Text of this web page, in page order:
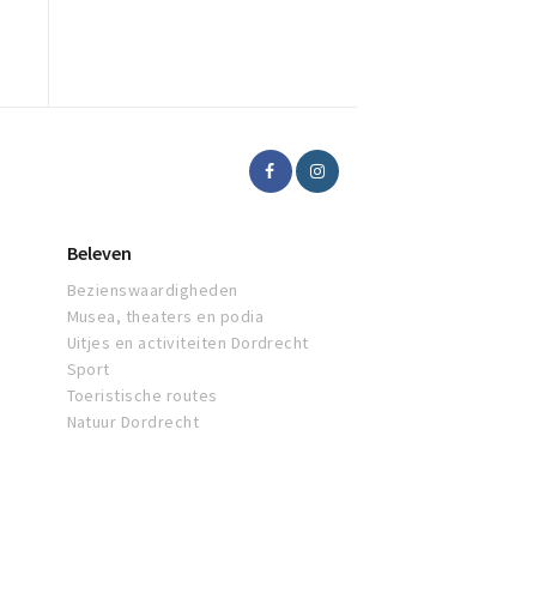
Beleven
Bezienswaardigheden
Musea, theaters en podia
Uitjes en activiteiten Dordrecht
Sport
Toeristische routes
Natuur Dordrecht